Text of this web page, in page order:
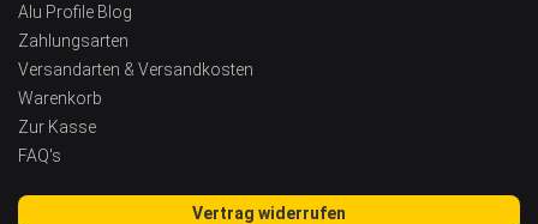
Alu Profile Blog
Zahlungsarten
Versandarten & Versandkosten
Warenkorb
Zur Kasse
FAQ's
Vertrag widerrufen